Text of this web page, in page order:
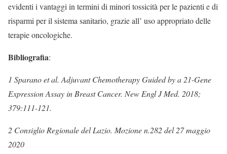
evidenti i vantaggi in termini di minori tossicità per le pazienti e di
risparmi per il sistema sanitario, grazie all’ uso appropriato delle
terapie oncologiche.
Bibliografia:
1 Sparano et al. Adjuvant Chemotherapy Guided by a 21-Gene
Expression Assay in Breast Cancer. New Engl J Med. 2018;
379:111-121.
2 Consiglio Regionale del Lazio. Mozione n.282 del 27 maggio
2020